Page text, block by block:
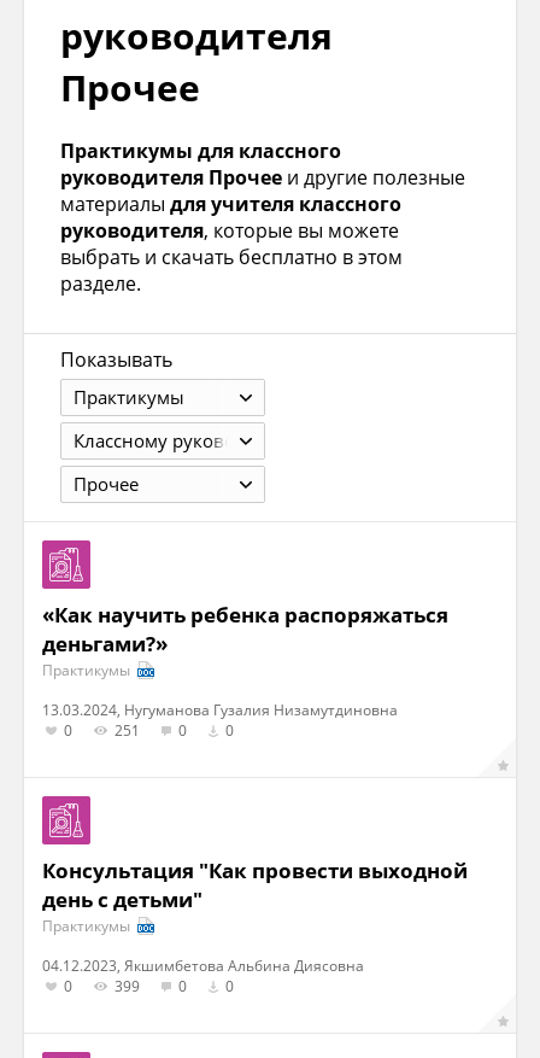
руководителя
Прочее
Практикумы для классного
руководителя Прочее и другие полезные
материалы для учителя классного
руководителя, которые вы можете
выбрать и скачать бесплатно в этом
разделе.
Показывать
Практикумы
Классному руководителю
Прочее
«Как научить ребенка распоряжаться
деньгами?»
Практикумы
13.03.2024, Нугуманова Гузалия Низамутдиновна
0
251 0 0
Консультация "Как провести выходной
день с детьми"
Практикумы
04.12.2023, Якшимбетова Альбина Диясовна
0
399 0 0